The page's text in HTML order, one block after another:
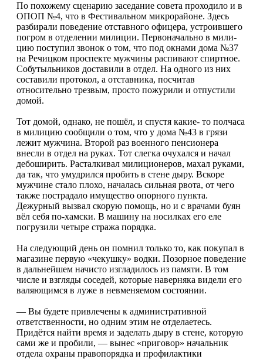
По похожему сцена­рию заседание совета проходило и в
ОПОП №4, что в Фестиваль­ном микрорайоне. Здесь
разбирали поведение отставного офицера, устроившего
погром в отделении милиции. Первоначально в мили­
цию поступил звонок о том, что под окнами дома №37
на Речицком про­спекте мужчины распи­вают спиртное.
Собу­тыльников доставили в отдел. На одного из них
составили протокол, а отставника, посчитав
относительно трезвым, просто пожурили и отпу­стили
домой.
Тот домой, однако, не пошёл, и спустя какие- то полчаса
в милицию сообщили о том, что у дома №43 в грязи
лежит мужчина. Второй раз военного пенсионера
внесли в отдел на руках. Тот слегка очухался и начал
дебоширить. Рас­талкивал милиционе­ров, махал руками,
да так, что умудрился про­бить в стене дыру. Вско­ре
мужчине стало плохо, началась сильная рвота, от чего
также пострада­ло имущество опорно­го пункта.
Дежурный вызвал скорую помощь, но и с врачами буян
вёл себя по-хамски. В маши­ну на носилках его еле
погрузили четыре стра­жа порядка.
На следующий день он помнил только то, как покупал в
магазине первую «чекушку» вод­ки. Позорное поведение
в дальнейшем начисто изгладилось из памяти. В том
числе и взгляды соседей, которые навер­няка видели его
валяю­щимся в луже в невменя­емом состоянии.
— Вы будете привле­чены к административ­ной
ответственности, но одним этим не отделае­тесь.
Придётся найти вре­мя и заделать дыру в сте­не, которую
сами же и пробили, — вынес «при­говор» начальник
отдела охраны правопорядка и профилактики